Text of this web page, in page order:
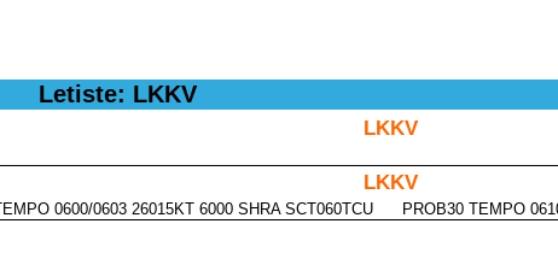
Letiste: LKKV
LKKV
LKKV
0600/0603 26015KT 6000 SHRA SCT060TCU PROB30 TEMPO